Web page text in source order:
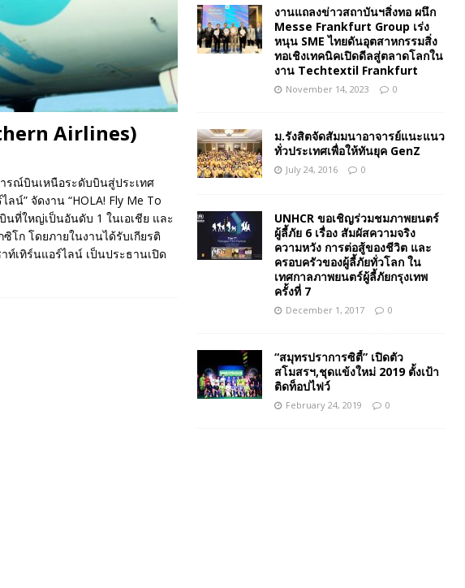
Airlines)
ารณ์บินเหนือระดับบินสู่ประเทศ
น์” จัดงาน “HOLA! Fly Me To
นที่ใหญ่เป็นอันดับ 1 ในเอเชีย และ
โก โดยภายในงานได้รับเกียรติ
ท์เทิร์นแอร์ไลน์ เป็นประธานเปิด
งานแถลงข่าวสถาบันฯสิ่งทอ ผนึก
Messe Frankfurt Group เร่ง
หนุน SME ไทยดันอุตสาหกรรมสิ่ง
ทอเชิงเทคนิคเปิดดีลสู่ตลาดโลกใน
งาน Techtextil Frankfurt
November 14, 2023 0
ม.รังสิตจัดสัมมนาอาจารย์แนะแนว
ทั่วประเทศเพื่อให้ทันยุค GenZ
July 24, 2016 0
UNHCR ขอเชิญร่วมชมภาพยนตร์
ผู้ลี้ภัย 6 เรื่อง สัมผัสความจริง
ความหวัง การต่อสู้ของชีวิต และ
ครอบครัวของผู้ลี้ภัยทั่วโลก ใน
เทศกาลภาพยนตร์ผู้ลี้ภัยกรุงเทพ
ครั้งที่ 7
December 1, 2017 0
“สมุทรปราการซิตี้” เปิดตัว
สโมสรฯ,ชุดแข้งใหม่ 2019 ตั้งเป้า
ติดท็อปไฟว์
February 24, 2019 0